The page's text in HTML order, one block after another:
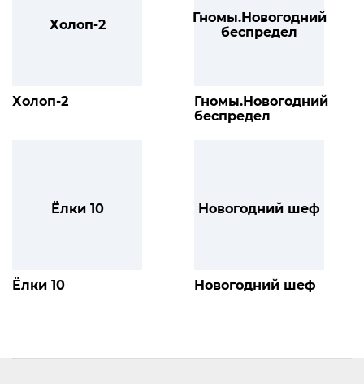
Холоп-2
Холоп-2
Гномы.Новогодний
беспредел
Гномы.Новогодний
беспредел
Ёлки 10
Ёлки 10
Новогодний шеф
Новогодний шеф